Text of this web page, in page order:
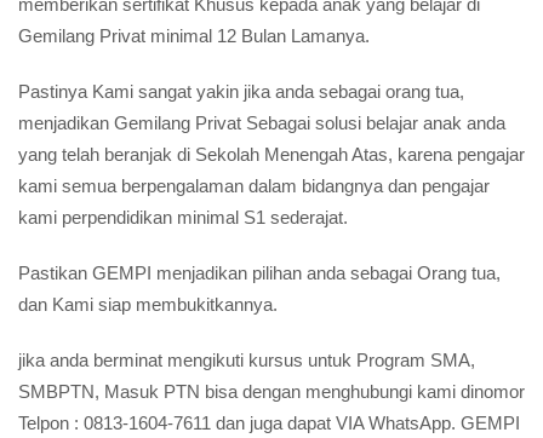
memberikan sertifikat Khusus kepada anak yang belajar di
Gemilang Privat minimal 12 Bulan Lamanya.
Pastinya Kami sangat yakin jika anda sebagai orang tua,
menjadikan Gemilang Privat Sebagai solusi belajar anak anda
yang telah beranjak di Sekolah Menengah Atas, karena pengajar
kami semua berpengalaman dalam bidangnya dan pengajar
kami perpendidikan minimal S1 sederajat.
Pastikan GEMPI menjadikan pilihan anda sebagai Orang tua,
dan Kami siap membukitkannya.
jika anda berminat mengikuti kursus untuk Program SMA,
SMBPTN, Masuk PTN bisa dengan menghubungi kami dinomor
Telpon : 0813-1604-7611 dan juga dapat VIA WhatsApp. GEMPI